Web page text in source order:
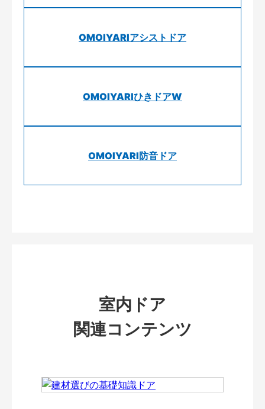
OMOIYARIアシストドア
OMOIYARIひきドアW
OMOIYARI防音ドア
室内ドア
関連コンテンツ